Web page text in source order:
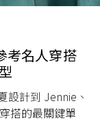
考名人穿搭
設計到 Jennie、
搭的最關鍵單